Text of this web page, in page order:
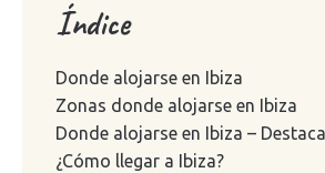
Índice
Donde alojarse en Ibiza
Zonas donde alojarse en Ibiza
Donde alojarse en Ibiza –
¿Cómo llegar a Ibiza?